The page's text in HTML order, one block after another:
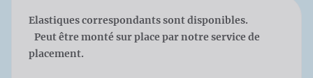
Elastiques correspondants sont disponibles.
Peut être monté sur place par notre service de
placement.